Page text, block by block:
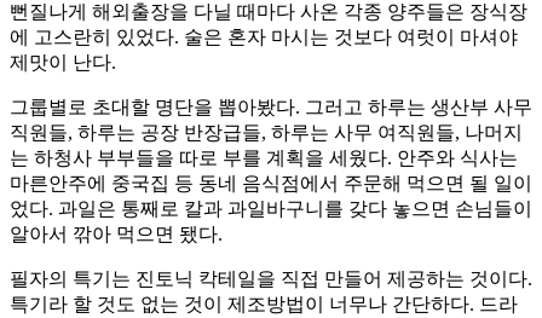
뻔질나게 해외출장을 다닐 때마다 사온 각종 양주들은 장식장
에 고스란히 있었다. 술은 혼자 마시는 것보다 여럿이 마셔야
제맛이 난다.
그룹별로 초대할 명단을 뽑아봤다. 그러고 하루는 생산부 사무
직원들, 하루는 공장 반장급들, 하루는 사무 여직원들, 나머지
는 하청사 부부들을 따로 부를 계획을 세웠다. 안주와 식사는
마른안주에 중국집 등 동네 음식점에서 주문해 먹으면 될 일이
었다. 과일은 통째로 칼과 과일바구니를 갖다 놓으면 손님들이
알아서 깎아 먹으면 됐다.
필자의 특기는 진토닉 칵테일을 직접 만들어 제공하는 것이다.
특기라 할 것도 없는 것이 제조방법이 너무나 간단하다. 드라